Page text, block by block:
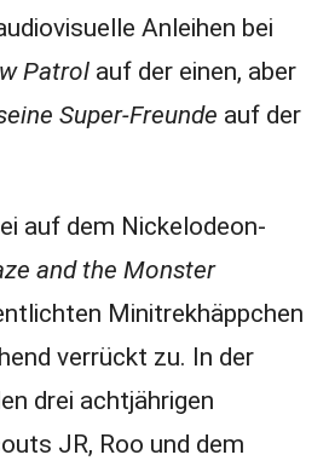
Anleihen bei
Patrolauf der einen, aber
Super-Freunde auf der
auf dem Nickelodeon-
and the Monster
Minitrekhäppchen
verrückt zu. In der
drei achtjährigen
JR, Roo und dem